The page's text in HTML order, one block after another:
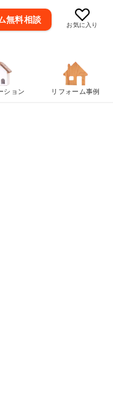
お気に入り
無料相談
ション リフォーム事例